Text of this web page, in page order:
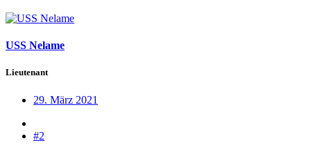
USS Nelame
Lieutenant
29. März 2021
#2